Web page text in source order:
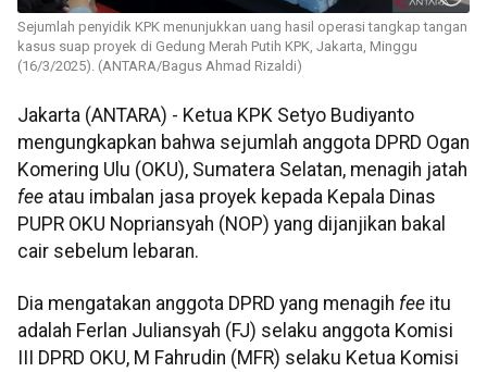
Sejumlah penyidik KPK menunjukkan uang hasil operasi tangkap tangan
kasus suap proyek di Gedung Merah Putih KPK, Jakarta, Minggu
(16/3/2025). (ANTARA/Bagus Ahmad Rizaldi)
Jakarta (ANTARA) - Ketua KPK Setyo Budiyanto
mengungkapkan bahwa sejumlah anggota DPRD Ogan
Komering Ulu (OKU), Sumatera Selatan, menagih jatah
fee atau imbalan jasa proyek kepada Kepala Dinas
PUPR OKU Nopriansyah (NOP) yang dijanjikan bakal
cair sebelum lebaran.
Dia mengatakan anggota DPRD yang menagih fee itu
adalah Ferlan Juliansyah (FJ) selaku anggota Komisi
III DPRD OKU, M Fahrudin (MFR) selaku Ketua Komisi